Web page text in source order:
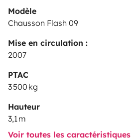
Modèle
Chausson Flash 09
Mise en circulation :
2007
PTAC
3 500 kg
Hauteur
3,1 m
Voir toutes les caractéristiques